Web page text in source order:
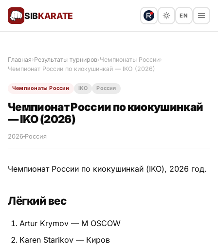
SIBKARATE EN
Результаты турниров
Главная›Результаты турниров›Чемпионаты России›
Чемпионат России по киокушинкай — IKO (2026)
Чемпионаты России IKO Россия
Чемпионат России по киокушинкай
— IKO (2026)
2026 Россия
Чемпионат России по киокушинкай (IKO), 2026 год.
Лёгкий вес
Artur Krymov — M OSCOW
Karen Starikov — Киров